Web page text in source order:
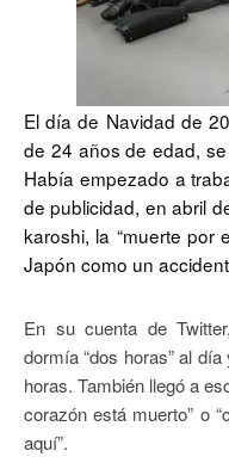
El día de Navidad de
de 24 años de edad,
Había empezado a
de publicidad, en abril
karoshi, la “muerte por
Japón como un
En su cuenta de
dormía “dos horas” al
horas. También llegó a
corazón está muerto” o
aquí”.